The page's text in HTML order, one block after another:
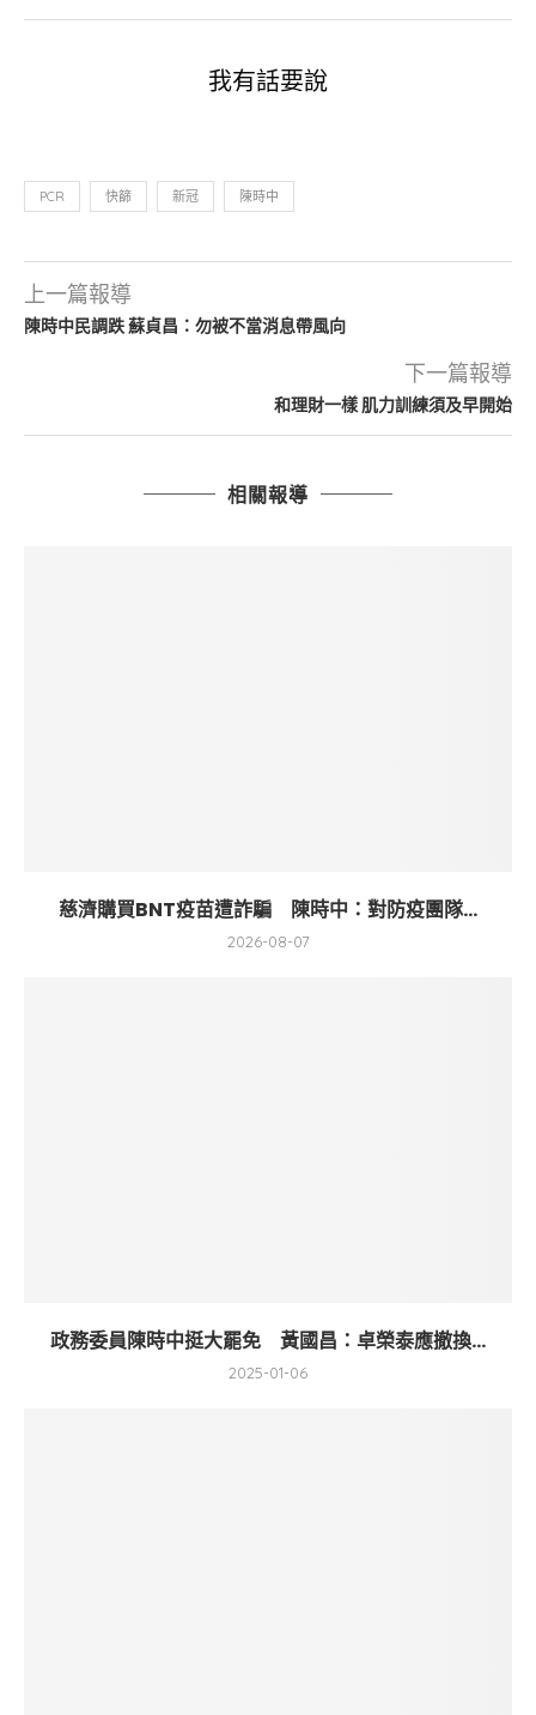
我有話要說
PCR 快篩 新冠 陳時中
上一篇報導
陳時中民調跌 蘇貞昌：勿被不當消息帶風向
下一篇報導
和理財一樣 肌力訓練須及早開始
相關報導
慈濟購買BNT疫苗遭詐騙 陳時中：對防疫團隊...
2026-08-07
政務委員陳時中挺大罷免 黃國昌：卓榮泰應撤換...
2025-01-06